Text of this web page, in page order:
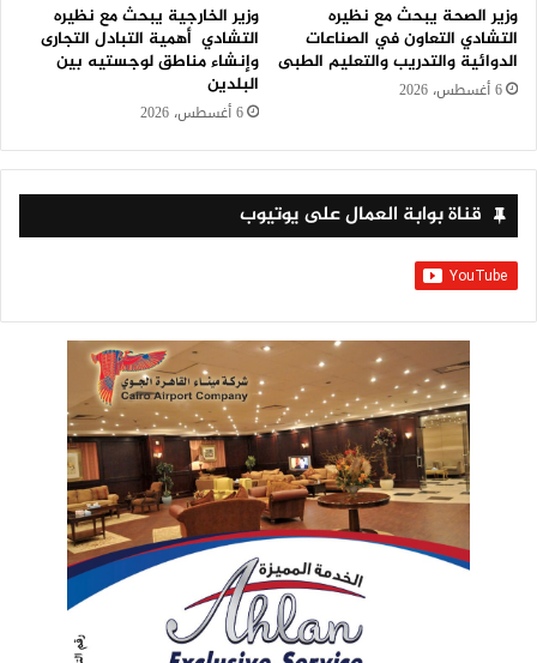
وزير الصحة يبحث مع نظيره
التشادي التعاون في الصناعات
الدوائية والتدريب والتعليم الطبى
6 أغسطس، 2026
وزير الخارجية يبحث مع نظيره
التشادي أهمية التبادل التجارى
وإنشاء مناطق لوجستيه بين
البلدين
6 أغسطس، 2026
قناة بوابة العمال على يوتيوب